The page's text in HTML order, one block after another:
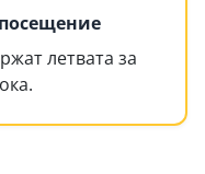
летвата за